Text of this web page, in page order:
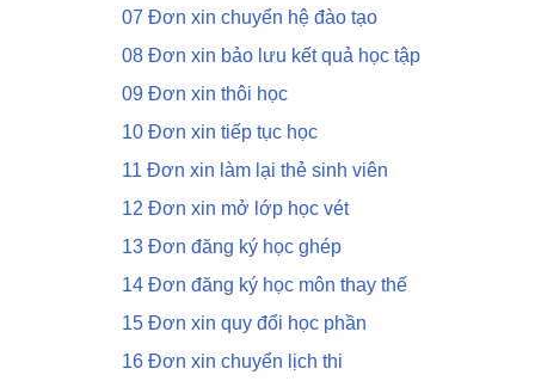
07 Đơn xin chuyển hệ đào tạo
08 Đơn xin bảo lưu kết quả học tập
09 Đơn xin thôi học
10 Đơn xin tiếp tục học
11 Đơn xin làm lại thẻ sinh viên
12 Đơn xin mở lớp học vét
13 Đơn đăng ký học ghép
14 Đơn đăng ký học môn thay thế
15 Đơn xin quy đổi học phần
16 Đơn xin chuyển lịch thi